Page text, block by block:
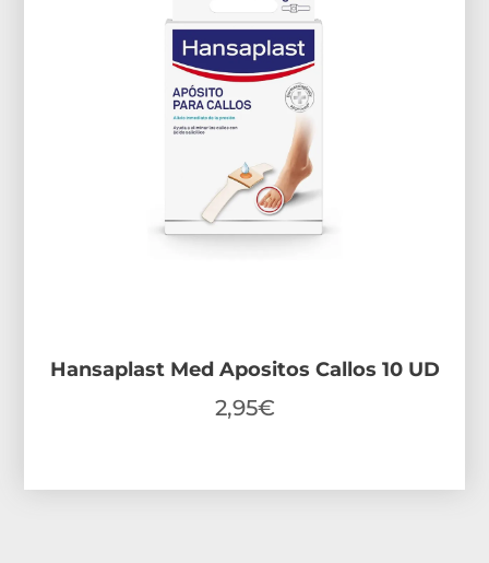
Hansaplast Med Apositos Callos 10 UD
2,95€